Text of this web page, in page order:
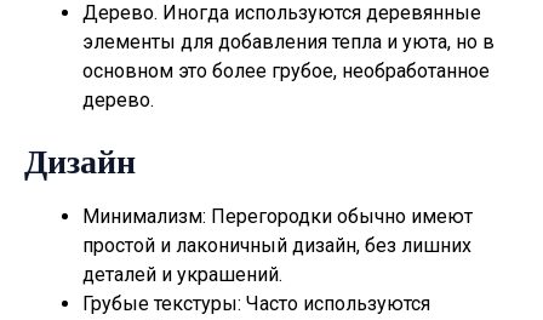
Дерево. Иногда используются деревянные
элементы для добавления тепла и уюта, но в
основном это более грубое, необработанное
дерево.
Дизайн
Минимализм: Перегородки обычно имеют
простой и лаконичный дизайн, без лишних
деталей и украшений.
Грубые текстуры: Часто используются